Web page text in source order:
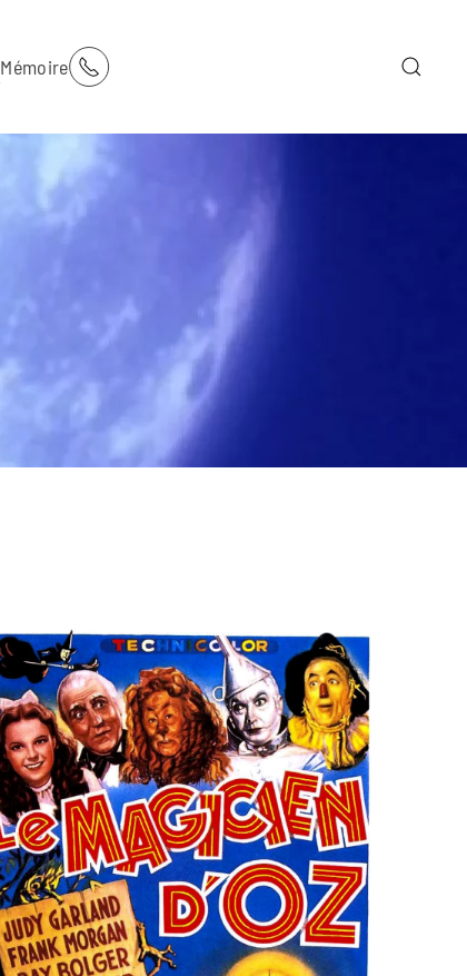
Mémoire
er
ème